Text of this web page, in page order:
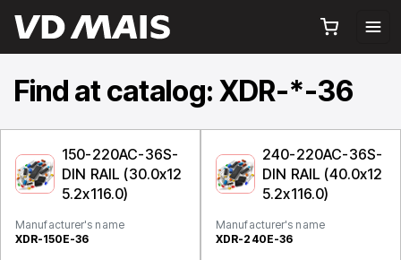
Find at catalog: XDR-*-36
150-220AC-36S-
DIN RAIL (30.0x12
5.2x116.0)
Manufacturer's name
XDR-150E-36
240-220AC-36S-
DIN RAIL (40.0x12
5.2x116.0)
Manufacturer's name
XDR-240E-36